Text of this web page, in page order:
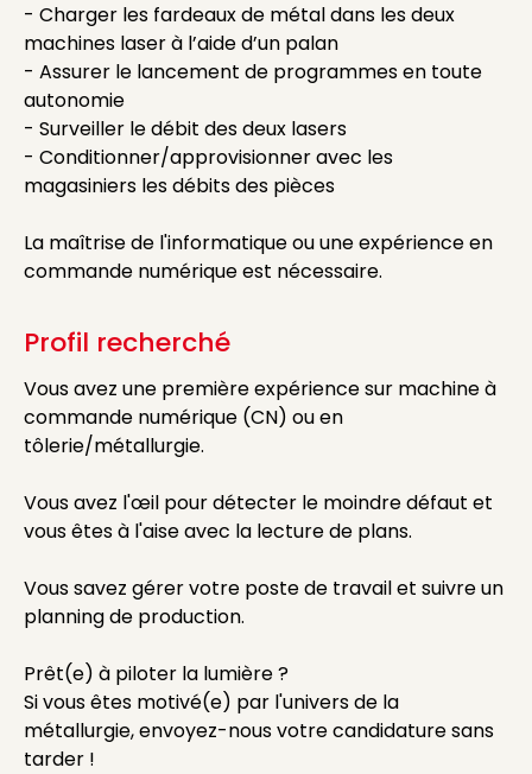
- Charger les fardeaux de métal dans les deux
machines laser à l’aide d’un palan
- Assurer le lancement de programmes en toute
autonomie
- Surveiller le débit des deux lasers
- Conditionner/approvisionner avec les
magasiniers les débits des pièces
La maîtrise de l'informatique ou une expérience en
commande numérique est nécessaire.
Profil recherché
Vous avez une première expérience sur machine à
commande numérique (CN) ou en
tôlerie/métallurgie.
Vous avez l'œil pour détecter le moindre défaut et
vous êtes à l'aise avec la lecture de plans.
Vous savez gérer votre poste de travail et suivre un
planning de production.
Prêt(e) à piloter la lumière ?
Si vous êtes motivé(e) par l'univers de la
métallurgie, envoyez-nous votre candidature sans
tarder !